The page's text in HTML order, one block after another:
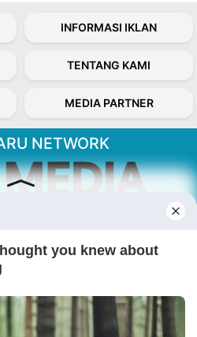
INFORMASI IKLAN
TENTANG KAMI
MEDIA PARTNER
NETWORK
menyajikan berita aktual dan
sudut pandang berbaik sangka
Kabarbaru